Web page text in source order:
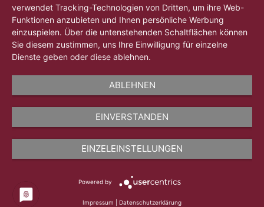
verwendet Tracking-Technologien von Dritten, um ihre Web-
Funktionen anzubieten und Ihnen persönliche Werbung
einzuspielen. Über die untenstehenden Schaltflächen können
Sie diesem zustimmen, uns Ihre Einwilligung für einzelne
Dienste geben oder diese ablehnen.
ABLEHNEN
EINVERSTANDEN
EINZELEINSTELLUNGEN
Powered by
Impressum Datenschutzerklärung